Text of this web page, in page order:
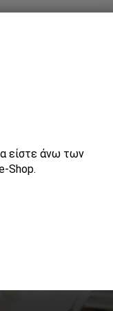
είστε άνω των
Shop.